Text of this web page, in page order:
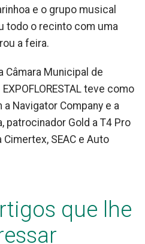
e o grupo musical
todo o recinto com uma
a feira.
Câmara Municipal de
teve como
Navigator Company e a
patrocinador Gold a T4 Pro
SEAC e Auto
que lhe